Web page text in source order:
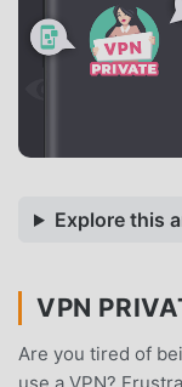
Explore this
VPN
Are you tired of